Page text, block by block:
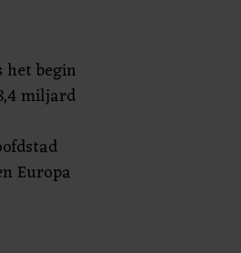
het begin
miljard
Europa